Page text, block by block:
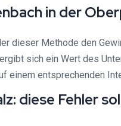
in der
dieser Methode den
sich ein Wert des
einem entsprechenden
diese Fehler